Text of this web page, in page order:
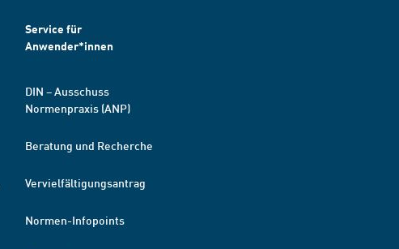
Service für
Anwender*innen
DIN – Ausschuss
Normenpraxis (ANP)
Beratung und Recherche
Vervielfältigungsantrag
Normen-Infopoints